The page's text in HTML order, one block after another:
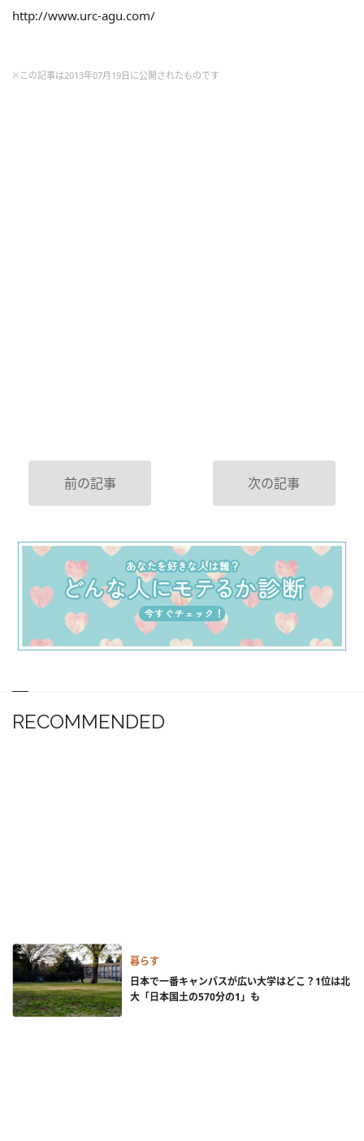
http://www.urc-agu.com/
※この記事は2013年07月19日に公開されたものです
前の記事 次の記事
RECOMMENDED
暮らす
日本で一番キャンパスが広い大学はどこ？1位は北
大「日本国土の570分の1」も